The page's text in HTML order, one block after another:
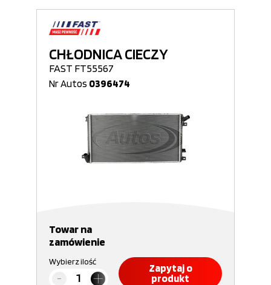
CHŁODNICA CIECZY
FAST FT55567
Nr Autos 0396474
Towar na
zamówienie
Wybierz ilość
Zapytaj o
produkt